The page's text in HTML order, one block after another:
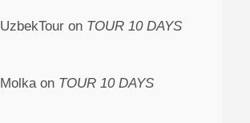
UzbekTour on TOUR 10 DAYS
Molka on TOUR 10 DAYS